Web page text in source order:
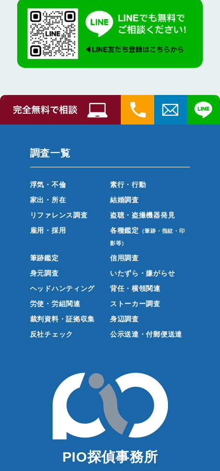
調査一覧
浮気・不倫
素行・行動
家出・所在
結婚調査
リファレンス調査
盗聴・盗撮機器発見
雇用・採用
各種鑑定 （筆跡・指紋・印
影等）
筆跡鑑定
信用調査
身元調査
いたずら・嫌がらせ
ヘッドハンティング
背任・横領関連
労使・労組関連
ストーカー調査
裁判資料・証拠収集
身辺調査
反社チェック
公示送達・付郵便送達
PIO探偵事務所